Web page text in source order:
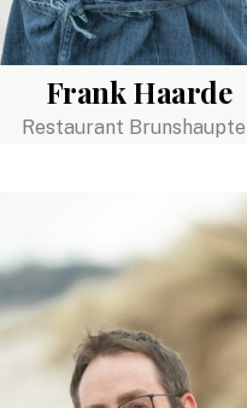
Frank Haarde
Restaurant